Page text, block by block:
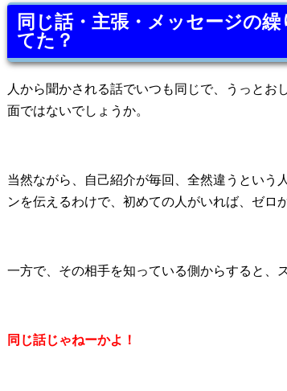
同じ話・主張・メッセージの
てた？
人から聞かされる話でいつも同じで、うっと
面ではないでしょうか。
当然ながら、自己紹介が毎回、全然違うという
ンを伝えるわけで、初めての人がいれば、ゼロ
一方で、その相手を知っている側からすると、
同じ話じゃねーかよ！